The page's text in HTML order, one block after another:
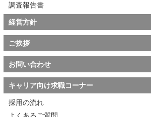
調査報告書
経営方針
ご挨拶
お問い合わせ
キャリア向け求職コーナー
採用の流れ